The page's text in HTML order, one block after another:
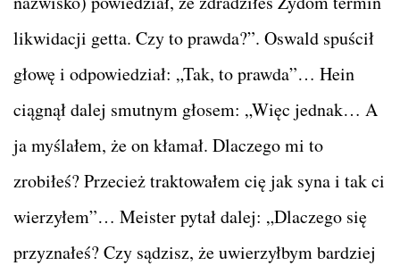
likwidacji getta. Czy to prawda?”. Oswald spuścił
głowę i odpowiedział: „Tak, to prawda”… Hein
ciągnął dalej smutnym głosem: „Więc jednak… A
ja myślałem, że on kłamał. Dlaczego mi to
zrobiłeś? Przecież traktowałem cię jak syna i tak ci
wierzyłem”… Meister pytał dalej: „Dlaczego się
przyznałeś? Czy sądzisz, że uwierzyłbym bardziej